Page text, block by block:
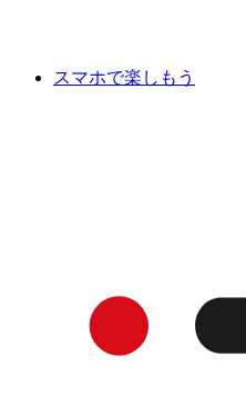
スマホで楽しもう